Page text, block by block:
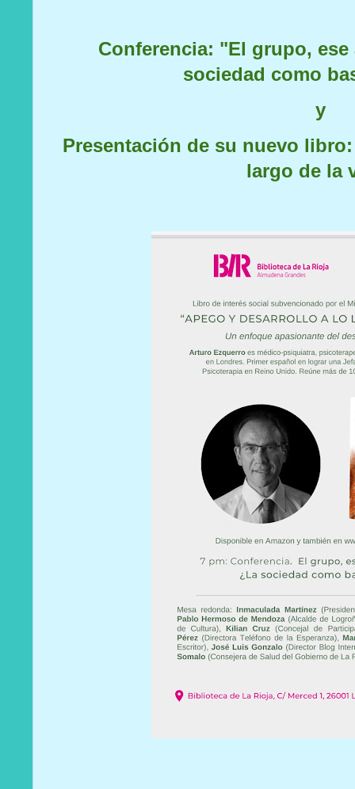
Conferencia: "El grupo,
sociedad como
y
Presentación de su nuevo
largo de la